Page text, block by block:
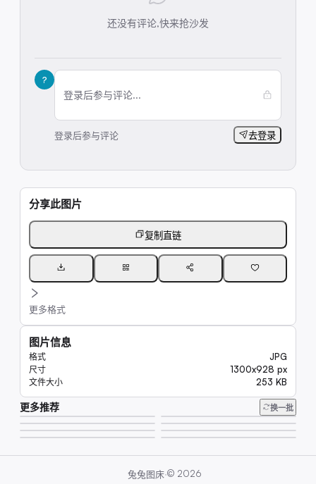
还没有评论,快来抢沙发
?
登录后参与评论...
登录后参与评论 去登录
分享此图片
复制直链
更多格式
图片信息
格式 JPG
尺寸 1300x928 px
文件大小 253 KB
更多推荐 换一批
29K
15K
23K
23K
6.6K
20K
8.1K
兔兔图床·© 2026